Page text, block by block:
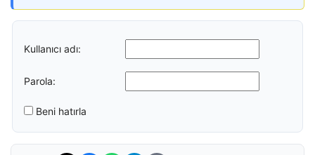
Kullanıcı adı:
Parola:
Beni hatırla